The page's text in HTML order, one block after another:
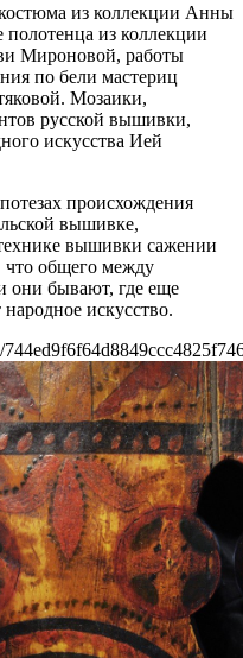
из коллекции Анны
из коллекции
Мироновой, работы
по бели мастериц
Мозаики,
русской вышивки,
искусства Ией
происхождения
вышивке,
вышивки сажении
что общего между
они бывают, где еще
искусство.